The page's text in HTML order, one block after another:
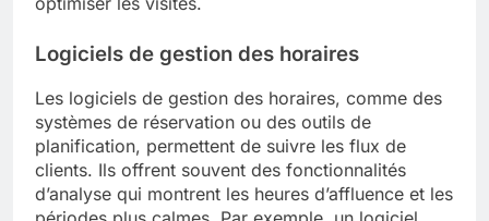
Logiciels de gestion des horaires
Les logiciels de gestion des horaires, comme des
systèmes de réservation ou des outils de
planification, permettent de suivre les flux de
clients. Ils offrent souvent des fonctionnalités
d’analyse qui montrent les heures d’affluence et les